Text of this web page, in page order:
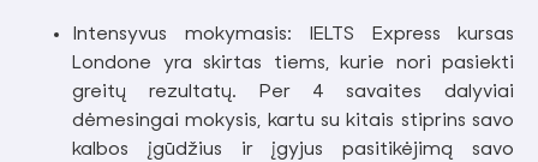
Intensyvus mokymasis: IELTS Express kursas
Londone yra skirtas tiems, kurie nori pasiekti
greitų rezultatų. Per 4 savaites dalyviai
dėmesingai mokysis, kartu su kitais stiprins savo
kalbos įgūdžius ir įgyjus pasitikėjimą savo